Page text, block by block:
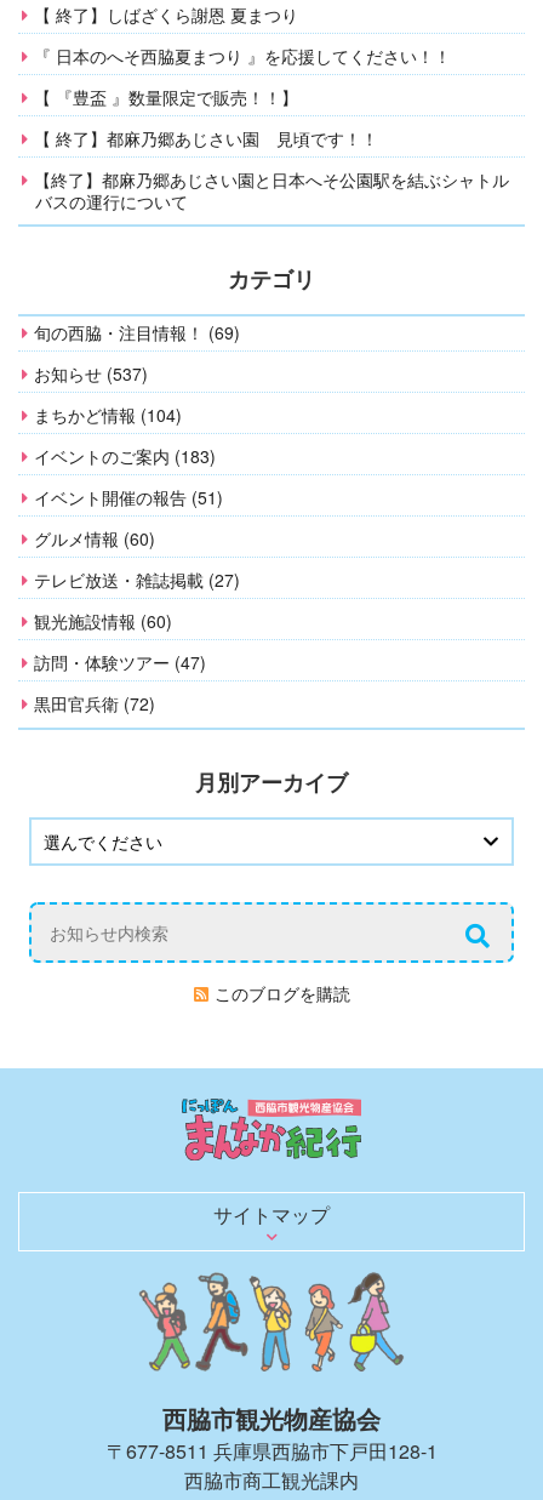
【 終了】しばざくら謝恩 夏まつり
『 日本のへそ西脇夏まつり 』を応援してください！！
【 『豊盃 』数量限定で販売！！】
【 終了】都麻乃郷あじさい園 見頃です！！
【終了】都麻乃郷あじさい園と日本へそ公園駅を結ぶシャトル
バスの運行について
カテゴリ
旬の西脇・注目情報！ (69)
お知らせ (537)
まちかど情報 (104)
イベントのご案内 (183)
イベント開催の報告 (51)
グルメ情報 (60)
テレビ放送・雑誌掲載 (27)
観光施設情報 (60)
訪問・体験ツアー (47)
黒田官兵衛 (72)
月別アーカイブ
このブログを購読
サイトマップ
日本のまんなかを行く
歴史を語る文化財
観光スポット
お土産・買い物
レジャー・宿泊
日本のへそ到達証明書を発行
へそにちなんだグルメ＆お土産
へそにちなんだイベント
観光モデルコース
春夏秋冬 花ごよみ
四季を彩る風物詩（イベントガイド）
にしわき豆知識
体験・土産にしたい匠の技と味
のんびり泊まろう
キャンプで自然を満喫
観光パンフレット
お役立ちリンク
観光ガイドがご同行します！
取材・ロケ支援のご相談
旅行会社のみなさまへ
西脇市観光物産協会について
西脇市観光物産協会の会員一覧
西脇市へのアクセス
お知らせブログ
お問い合わせ
西脇市観光物産協会
〒677-8511 兵庫県西脇市下戸田128-1
西脇市商工観光課内